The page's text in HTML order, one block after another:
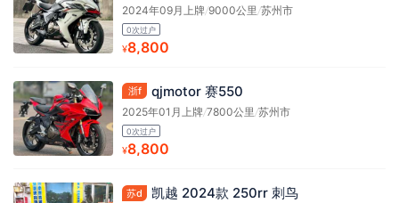
2024年09月上牌/9000公里 /苏州市
0次过户
¥8,800
浙f qjmotor 赛550
2025年01月上牌/7800公里/苏州市
0次过户
¥8,800
苏d 凯越 2024款 250rr 刺鸟